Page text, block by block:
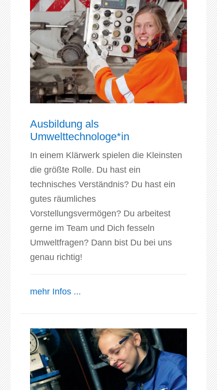
Ausbildung als
Umwelttechnologe*in
In einem Klärwerk spielen die Kleinsten
die größte Rolle. Du hast ein
technisches Verständnis? Du hast ein
gutes räumliches
Vorstellungsvermögen? Du arbeitest
gerne im Team und Dich fesseln
Umweltfragen? Dann bist Du bei uns
genau richtig!
mehr Infos ...